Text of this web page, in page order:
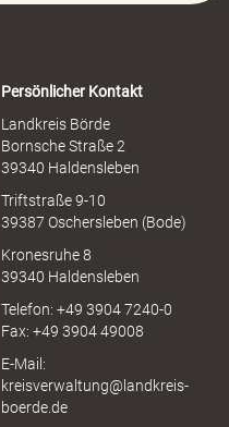
Persönlicher Kontakt
Landkreis Börde
Bornsche Straße 2
39340 Haldensleben
Triftstraße 9-10
39387 Oschersleben (Bode)
Kronesruhe 8
39340 Haldensleben
Telefon: +49 3904 7240-0
Fax: +49 3904 49008
E-Mail:
kreisverwaltung@landkreis-
boerde.de